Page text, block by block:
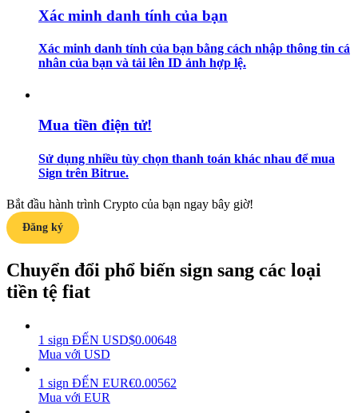
Hướng dẫn giao dịch Spot
Chiến lược giao dịch
Học cách duy trì lợi nhuận
Xác minh danh tính của bạn
Xác minh danh tính của bạn bằng cách nhập thông tin cá
nhân của bạn và tải lên ID ảnh hợp lệ.
Mua tiền điện tử!
Sử dụng nhiều tùy chọn thanh toán khác nhau để mua
Sign trên Bitrue.
Bắt đầu hành trình Crypto của bạn ngay bây giờ!
Đăng ký
Chuyển đổi phổ biến sign sang các loại
tiền tệ fiat
1 sign ĐẾN USD$0.00648
Mua với USD
1 sign ĐẾN EUR€0.00562
Mua với EUR